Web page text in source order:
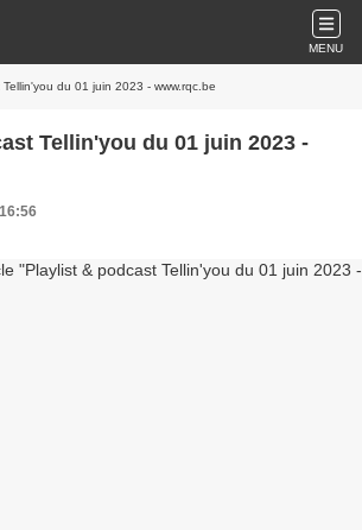
MENU
du 01 juin 2023 - www.rqc.be
Tellin'you du 01 juin 2023 -